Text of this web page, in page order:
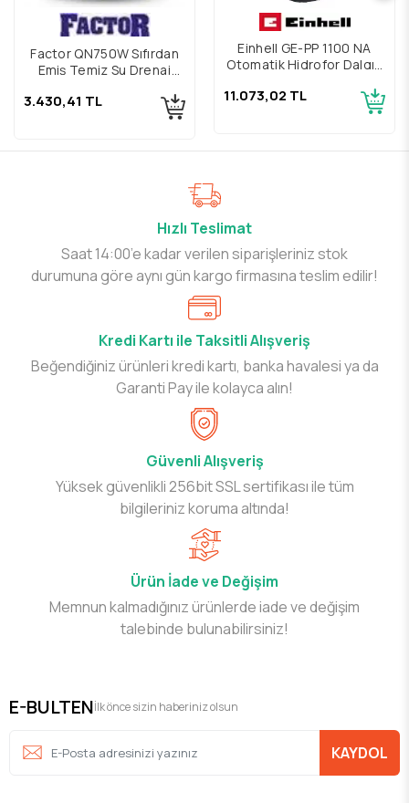
Factor QN750W Sıfırdan
Emiş Temiz Su Drenaj
3.430,41 TL
Einhell GE-PP 1100 NA
Otomatik Hidrofor Dalgıç
11.073,02 TL
Hızlı Teslimat
Saat 14:00’e kadar verilen siparişleriniz stok
durumuna göre aynı gün kargo firmasına teslim edilir!
Kredi Kartı ile Taksitli Alışveriş
Beğendiğiniz ürünleri kredi kartı, banka havalesi ya da
Garanti Pay ile kolayca alın!
Güvenli Alışveriş
Yüksek güvenlikli 256bit SSL sertifikası ile tüm
bilgileriniz koruma altında!
Ürün İade ve Değişim
Memnun kalmadığınız ürünlerde iade ve değişim
talebinde bulunabilirsiniz!
E-BULTENİlk önce sizin haberiniz olsun
KAYDOL